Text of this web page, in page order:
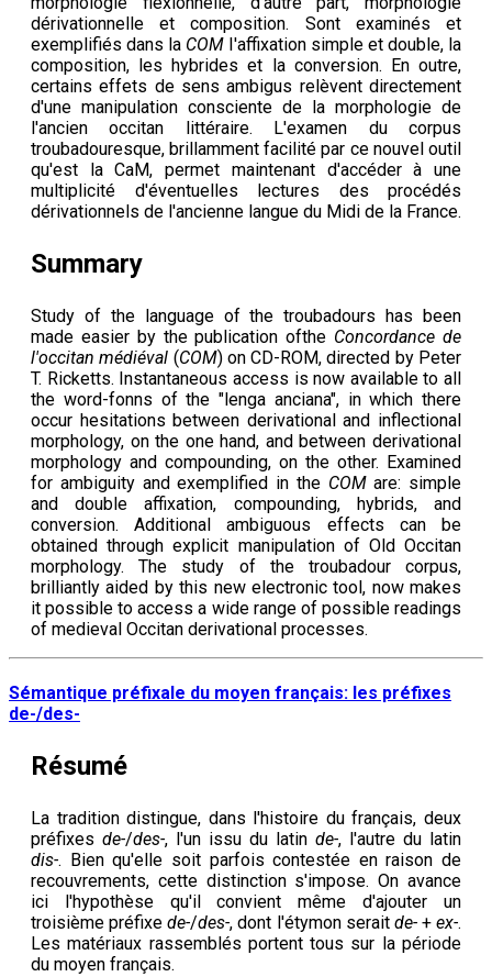
dérivationnelle et composition. Sont examinés et
exemplifiés dans la COM I'affixation simple et double, la
composition, les hybrides et la conversion. En outre,
certains effets de sens ambigus relèvent directement
d'une manipulation consciente de la morphologie de
l'ancien occitan littéraire. L'examen du corpus
troubadouresque, brillamment facilité par ce nouvel outil
qu'est la CaM, permet maintenant d'accéder à une
multiplicité d'éventuelles lectures des procédés
dérivationnels de l'ancienne langue du Midi de la France.
Summary
Study of the language of the troubadours has been
made easier by the publication ofthe Concordance de
l'occitan médiéval (COM) on CD-ROM, directed by Peter
T. Ricketts. Instantaneous access is now available to all
the word-fonns of the "lenga anciana", in which there
occur hesitations between derivational and inflectional
morphology, on the one hand, and between derivational
morphology and compounding, on the other. Examined
for ambiguity and exemplified in the COMare: simple
and double affixation, compounding, hybrids, and
conversion. Additional ambiguous effects can be
obtained through explicit manipulation of Old Occitan
morphology. The study of the troubadour corpus,
brilliantly aided by this new electronic tool, now makes
it possible to access a wide range of possible readings
of medieval Occitan derivational processes.
Sémantique préfixale du moyen français: les préfixes
de-/des-
Résumé
La tradition distingue, dans l'histoire du français, deux
préfixes de-/des-, l'un issu du latin de-, l'autre du latin
dis-. Bien qu'elle soit parfois contestée en raison de
recouvrements, cette distinction s'impose. On avance
ici l'hypothèse qu'il convient même d'ajouter un
troisième préfixede-/des-, dont l'étymon serait de-+ ex-.
Les matériaux rassemblés portent tous sur la période
du moyen français.